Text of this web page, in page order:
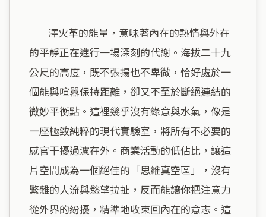
的平靜正在進行一場深刻的代謝。海拔二十九
公尺的高度，既不張揚也不卑微，恰好處於一
個能與喧囂保持距離，卻又不至於斷絕連結的
微妙平衡點。這裡幾乎沒有綠意與水氣，像是
一座極致純粹的現代實驗室，將所有不必要的
感官干擾過濾在外。商業活動的低佔比，讓這
片空間成為一個絕佳的「思維真空區」，沒有
繁雜的人流與慾望拉扯，反而能讓你把注意力
從外界的紛擾，精準地收束回內在的意志。這